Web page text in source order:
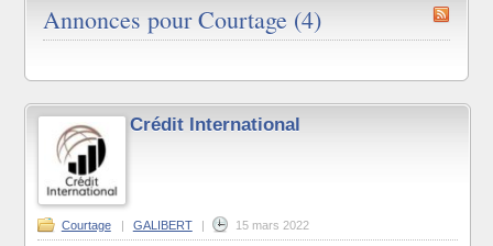
Annonces pour Courtage (4)
Crédit International
Courtage | GALIBERT | 15 mars 2022